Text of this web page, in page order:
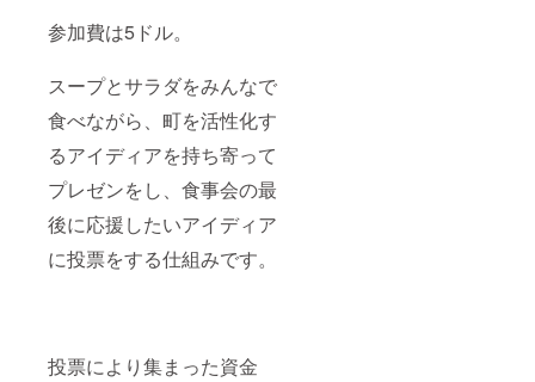
参加費は5ドル。
スープとサラダをみんなで
食べながら、町を活性化す
るアイディアを持ち寄って
プレゼンをし、食事会の最
後に応援したいアイディア
に投票をする仕組みです。
投票により集まった資金